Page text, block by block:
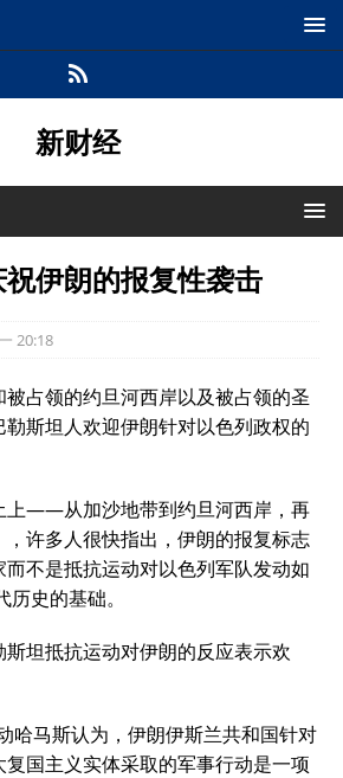
新财经
伊朗的报复性袭击
20:18
占领的约旦河西岸以及被占领的圣
斯坦人欢迎伊朗针对以色列政权的
上——从加沙地带到约旦河西岸，再
许多人很快指出，伊朗的报复标志
不是抵抗运动对以色列军队发动如
史的基础。
坦抵抗运动对伊朗的反应表示欢
哈马斯认为，伊朗伊斯兰共和国针对
国主义实体采取的军事行动是一项